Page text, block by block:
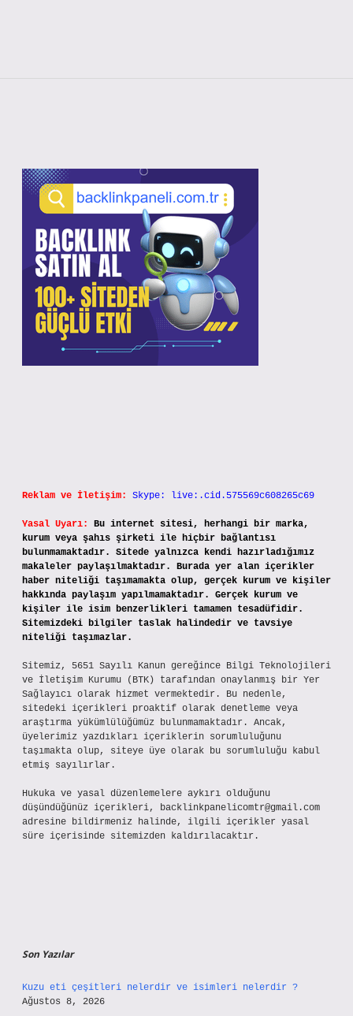
Reklam ve İletişim: Skype: live:.cid.575569c608265c69
Yasal Uyarı:
Bu internet sitesi, herhangi bir marka,
kurum veya şahıs şirketi ile hiçbir bağlantısı
bulunmamaktadır. Sitede yalnızca kendi hazırladığımız
makaleler paylaşılmaktadır. Burada yer alan içerikler
haber niteliği taşımamakta olup, gerçek kurum ve kişiler
hakkında paylaşım yapılmamaktadır. Gerçek kurum ve
kişiler ile isim benzerlikleri tamamen tesadüfidir.
Sitemizdeki bilgiler taslak halindedir ve tavsiye
niteliği taşımazlar.
Sitemiz, 5651 Sayılı Kanun gereğince Bilgi Teknolojileri
ve İletişim Kurumu (BTK) tarafından onaylanmış bir Yer
Sağlayıcı olarak hizmet vermektedir. Bu nedenle,
sitedeki içerikleri proaktif olarak denetleme veya
araştırma yükümlülüğümüz bulunmamaktadır. Ancak,
üyelerimiz yazdıkları içeriklerin sorumluluğunu
taşımakta olup, siteye üye olarak bu sorumluluğu kabul
etmiş sayılırlar.
Hukuka ve yasal düzenlemelere aykırı olduğunu
düşündüğünüz içerikleri, backlinkpanelicomtr@gmail.com
adresine bildirmeniz halinde, ilgili içerikler yasal
süre içerisinde sitemizden kaldırılacaktır.
Son Yazılar
Kuzu eti çeşitleri nelerdir ve isimleri nelerdir ?
Ağustos 8, 2026